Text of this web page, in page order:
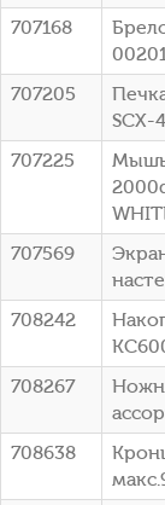
707168
707205
SCX-
707225
Мышь
707569
708242
708267
708638